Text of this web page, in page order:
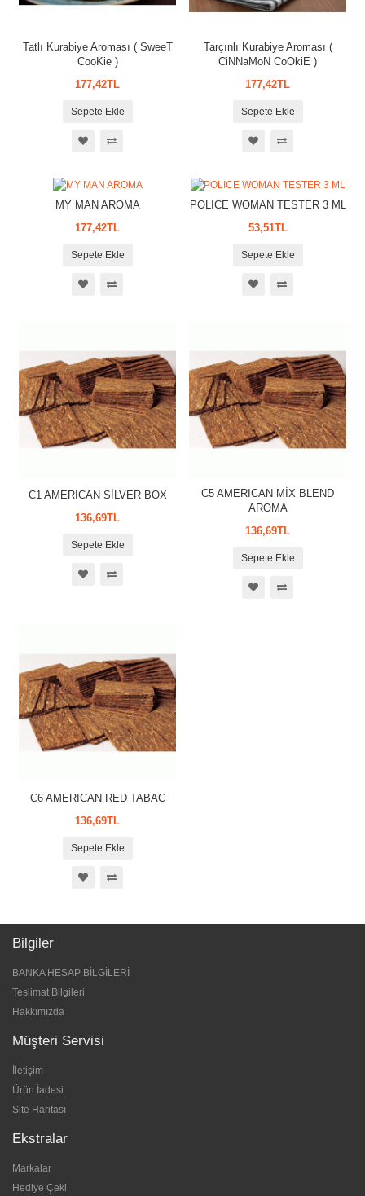
Tatlı Kurabiye Aroması ( SweeT
CooKie )
177,42TL
Sepete Ekle
Tarçınlı Kurabiye Aroması (
CiNNaMoN CoOkiE )
177,42TL
Sepete Ekle
MY MAN AROMA
177,42TL
Sepete Ekle
POLICE WOMAN TESTER 3 ML
53,51TL
Sepete Ekle
C1 AMERICAN SİLVER BOX
136,69TL
Sepete Ekle
C5 AMERICAN MİX BLEND
AROMA
136,69TL
Sepete Ekle
C6 AMERICAN RED TABAC
136,69TL
Sepete Ekle
Bilgiler
BANKA HESAP BİLGİLERİ
Teslimat Bilgileri
Hakkımızda
Müşteri Servisi
İletişim
Ürün İadesi
Site Haritası
Ekstralar
Markalar
Hediye Çeki